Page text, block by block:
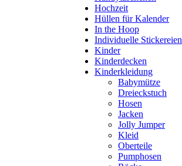
Hochzeit
Hüllen für Kalender
In the Hoop
Individuelle Stickereien
Kinder
Kinderdecken
Kinderkleidung
Babymütze
Dreieckstuch
Hosen
Jacken
Jolly Jumper
Kleid
Oberteile
Pumphosen